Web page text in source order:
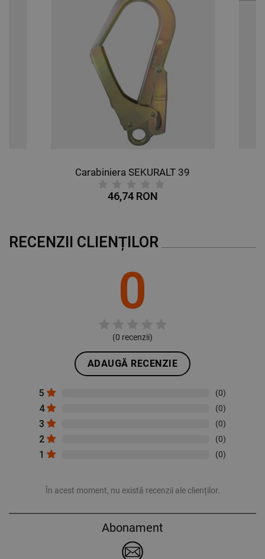
Carabiniera SEKURALT 39
46,74 RON
RECENZII CLIENȚILOR
0
(0 recenzii)
ADAUGĂ RECENZIE
5 (0)
4 (0)
3 (0)
2 (0)
1 (0)
În acest moment, nu există recenzii ale clienților.
Abonament
DE PERFORMANȚĂ
DE TARGETARE
DE FUNCŢIONALITATE
NECLASIFICATE